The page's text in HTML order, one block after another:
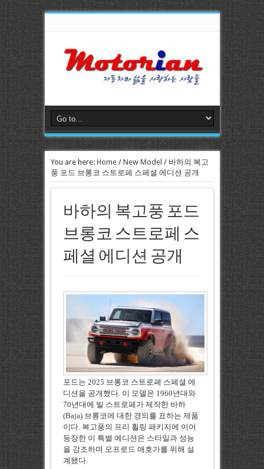
You are here: Home/ New Model / 바하의 복고
풍 포드 브롱코 스트로페 스페셜 에디션 공개
바하의 복고풍 포드
브롱코 스트로페 스
페셜 에디션 공개
포드는 2025 브롱코 스트로페 스페셜 에
디션을 공개했다. 이 모델은 1960년대와
70년대에 빌 스트로페가 제작한 바하
(Baja) 브롱코에 대한 경의를 표하는 제품
이다. 복고풍의 프리 휠링 패키지에 이어
등장한 이 특별 에디션은 스타일과 성능
을 강조하며 오프로드 애호가를 위해 설
계됐다.